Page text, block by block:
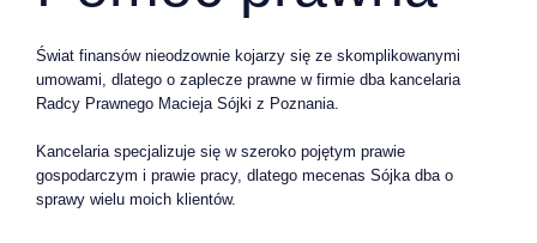
Świat finansów nieodzownie kojarzy się ze skomplikowanymi
umowami, dlatego o zaplecze prawne w firmie dba kancelaria
Radcy Prawnego Macieja Sójki z Poznania.
Kancelaria specjalizuje się w szeroko pojętym prawie
gospodarczym i prawie pracy, dlatego mecenas Sójka dba o
sprawy wielu moich klientów.